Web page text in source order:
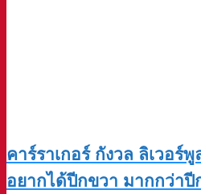
คาร์ราเกอร์ กังวล ลิเวอร์
อยากได้ปีกขวา มากกว่าปี